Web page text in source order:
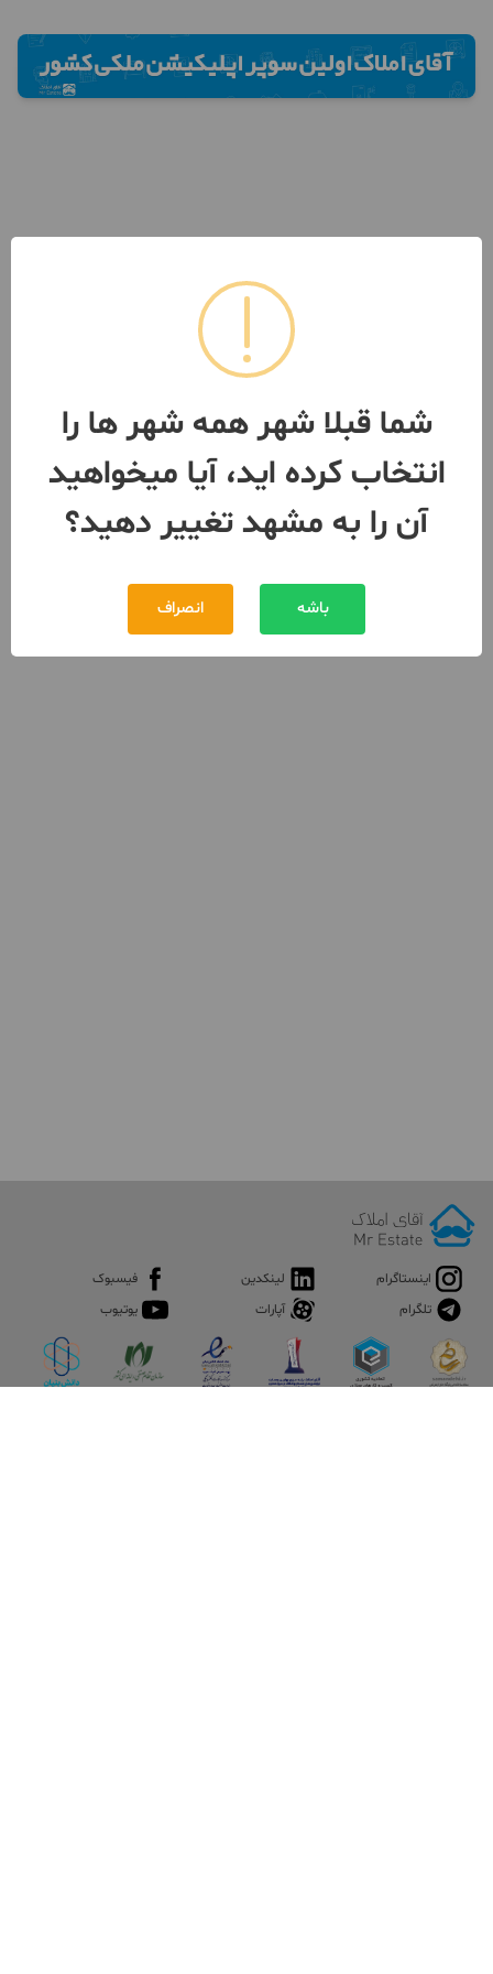
اینستاگرام لینکدین
فیسبوک
تلگرام
آپارات یوتیوب
شما قبلا شهر همه شهر ها را
انتخاب کرده اید، آیا میخواهید
آن را به مشهد تغییر دهید؟
باشه انصراف